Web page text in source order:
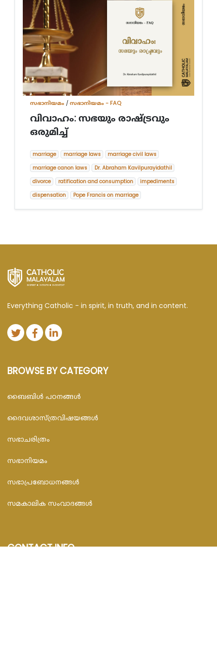
സഭാനിയമം /സഭാനിയമം - FAQ
വിവാഹം: സഭയും രാഷ്ട്രവും
ഒരുമിച്ച്
marriage marriage laws
marriage civil laws
marriage canon laws
Dr. Abraham Kavilpurayidathil
divorce
ratification and consumption
impediments
dispensation
Pope Francis on marriage
Everything Catholic - in spirit, in truth, and in content.
BROWSE BY CATEGORY
ബൈബിള്‍ പഠനങ്ങള്‍
ദൈവശാസ്ത്രവിഷയങ്ങള്‍
സഭാചരിത്രം
സഭാനിയമം
സഭാപ്രബോധനങ്ങള്‍
സമകാലിക സംവാദങ്ങൾ
CONTACT INFO